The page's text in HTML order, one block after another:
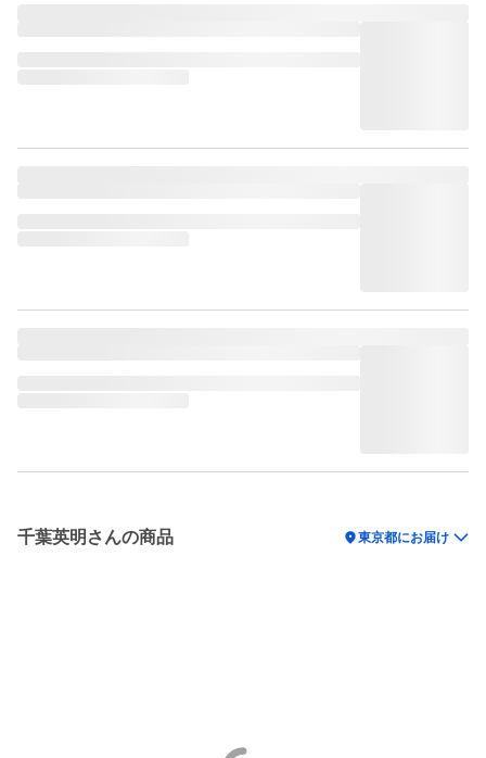
千葉英明さんの商品 location_on東京都にお届け